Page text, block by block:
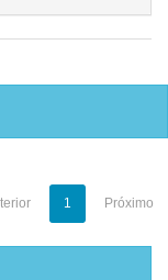
1 Próximo